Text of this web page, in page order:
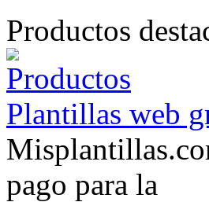
Productos
Plantillas web
pago para la